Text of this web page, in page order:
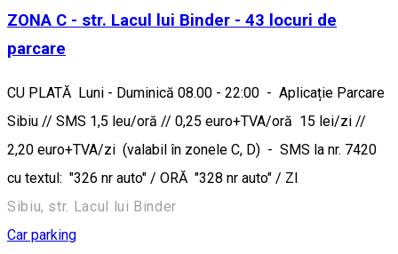
ZONA C - str. Lacul lui Binder - 43 locuri de
parcare
CU PLATĂ Luni - Duminică 08.00 - 22:00 - Aplicație Parcare
Sibiu // SMS 1,5 leu/oră // 0,25 euro+TVA/oră 15 lei/zi //
2,20 euro+TVA/zi (valabil în zonele C, D) - SMS la nr. 7420
cu textul: "326 nr auto" / ORĂ "328 nr auto" / ZI
Sibiu, str. Lacul lui Binder
Car parking